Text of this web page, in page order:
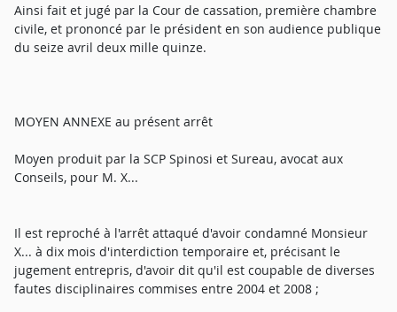
Ainsi fait et jugé par la Cour de cassation, première chambre
civile, et prononcé par le président en son audience publique
du seize avril deux mille quinze.
MOYEN ANNEXE au présent arrêt
Moyen produit par la SCP Spinosi et Sureau, avocat aux
Conseils, pour M. X...
Il est reproché à l'arrêt attaqué d'avoir condamné Monsieur
X... à dix mois d'interdiction temporaire et, précisant le
jugement entrepris, d'avoir dit qu'il est coupable de diverses
fautes disciplinaires commises entre 2004 et 2008 ;